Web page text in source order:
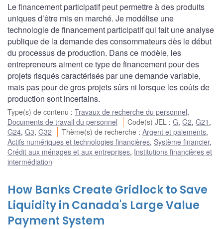
Le financement participatif peut permettre à des produits
uniques d’être mis en marché. Je modélise une
technologie de financement participatif qui fait une analyse
publique de la demande des consommateurs dès le début
du processus de production. Dans ce modèle, les
entrepreneurs aiment ce type de financement pour des
projets risqués caractérisés par une demande variable,
mais pas pour de gros projets sûrs ni lorsque les coûts de
production sont incertains.
Type(s) de contenu : Travaux de recherche du personnel,
Documents de travail du personnel
Code(s) JEL :G,G2,G21 ,
G24, G3, G32 Thème(s) de recherche :Argent et paiements,
Actifs numériques et technologies financières, Système financier,
Crédit aux ménages et aux entreprises, Institutions financières et
intermédiation
How Banks Create Gridlock to Save
Liquidity in Canada's Large Value
Payment System